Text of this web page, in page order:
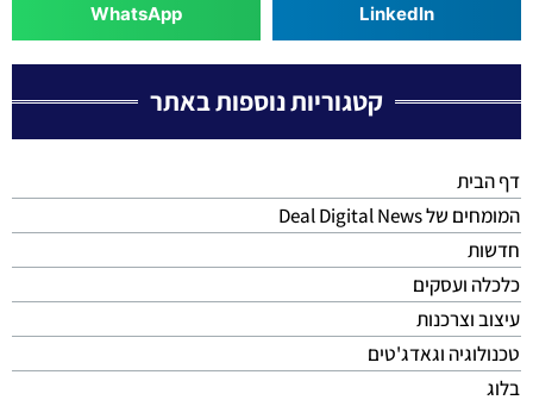
LinkedIn
WhatsApp
קטגוריות נוספות באתר
דף הבית
המומחים של Deal Digital News
חדשות
כלכלה ועסקים
עיצוב וצרכנות
טכנולוגיה וגאדג'טים
בלוג